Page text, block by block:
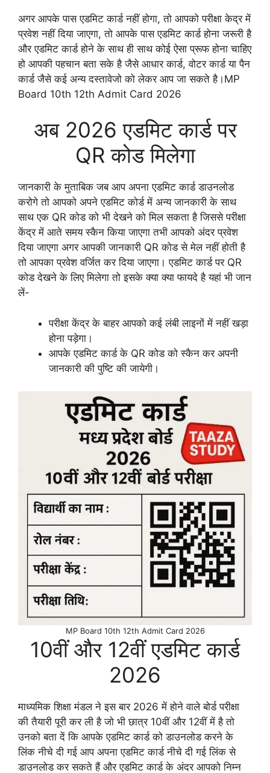
अगर आपके पास एडमिट कार्ड नहीं होगा, तो आपको परीक्षा केद्र में
प्रवेश नहीं दिया जाएगा, तो आपके पास एडमिट कार्ड होना जरूरी है
और एडमिट कार्ड होने के साथ ही साथ कोई ऐसा प्रूफ होना चाहिए
हो आपकी पहचान बता सके है जैसे आधार कार्ड, वोटर कार्ड या पैन
कार्ड जैसे कई अन्य दस्तावेजो को लेकर आप जा सकते है।MP
Board 10th 12th Admit Card 2026
अब 2026 एडमिट कार्ड पर
QR कोड मिलेगा
जानकारी के मुताबिक जब आप अपना एडमिट कार्ड डाउनलोड
करोगे तो आपको अपने एडमिट कोर्ड में अन्य जानकारी के साथ
साथ एक QR कोड को भी देखने को मिल सकता है जिससे परीक्षा
केंद्र में आते समय स्कैन किया जाएगा तभी आपको अंदर प्रवेश
दिया जाएगा अगर आपकी जानकारी QR कोड से मेल नहीं होती है
तो आपका प्रवेश वर्जित कर दिया जाएगा। एडमिट कार्ड पर QR
कोड देखने के लिए मिलेगा तो इसके क्या क्या फायदे है यहां भी जान
लें-
परीक्षा केंद्र के बाहर आपको कई लंबी लाइनों में नहीं खड़ा
होना पड़ेगा।
आपके एडमिट कार्ड के QR कोड को स्कैन कर अपनी
जानकारी की पुष्टि की जायेगी।
MP Board 10th 12th Admit Card 2026
10वीं और 12वीं एडमिट कार्ड
2026
माध्यमिक शिक्षा मंडल ने इस बार 2026 में होने वाले बोर्ड परीक्षा
की तैयारी पूरी कर ली है जो भी छात्र 10वीं और 12वीं में है तो
उनको बता दें कि आपके एडमिट कार्ड को डाउनलोड करने के
लिंक नीचे दी गई आप अपना एडमिट कार्ड नीचे दी गई लिंक से
डाउनलोड कर सकते हैं और एडमिट कार्ड के अंदर आपको निम्न